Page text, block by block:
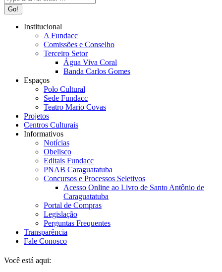
Institucional
A Fundacc
Comissões e Conselho
Terceiro Setor
Água Viva Coral
Banda Carlos Gomes
Espaços
Polo Cultural
Sede Fundacc
Teatro Mario Covas
Projetos
Centros Culturais
Informativos
Notícias
Obelisco
Editais Fundacc
PNAB Caraguatatuba
Concursos e Processos Seletivos
Acesso Online ao Livro de Santo Antônio de
Caraguatatuba
Portal de Compras
Legislação
Perguntas Frequentes
Transparência
Fale Conosco
Você está aqui: